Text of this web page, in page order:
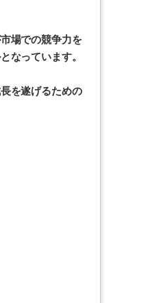
場での競争力を
なっています。
を遂げるための